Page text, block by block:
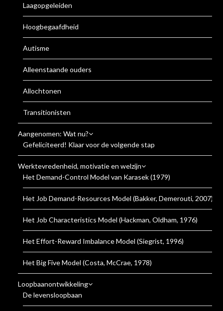
Laagopgeleiden
Hoogbegaafdheid
Autisme
Alleenstaande ouders
Allochtonen
Transitionisten
Aangenomen: Wat nu?
Gefeliciteerd! Klaar voor de volgende stap
Werktevredenheid, motivatie en welzijn
Het Demand-Control Model van Karasek (1979)
Het Job Demand-Resources Model (Bakker, Demerouti, 2007)
Het Job Characteristics Model (Hackman, Oldham, 1976)
Het Effort-Reward Imbalance Model (Siegrist, 1996)
Het Big Five Model (Costa, McCrae, 1978)
Loopbaanontwikkeling
De levensloopbaan